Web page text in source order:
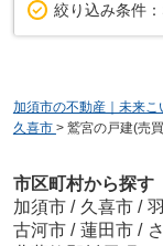
絞り込み条件：
加須市の不動産｜未来
久喜市 > 鷲宮の戸建(売
市区町村から探す
加須市 / 久喜市 /
古河市 / 蓮田市 /